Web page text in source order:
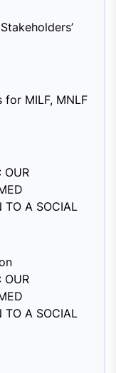
for MILF, MNLF
OUR
TO A SOCIAL
OUR
TO A SOCIAL